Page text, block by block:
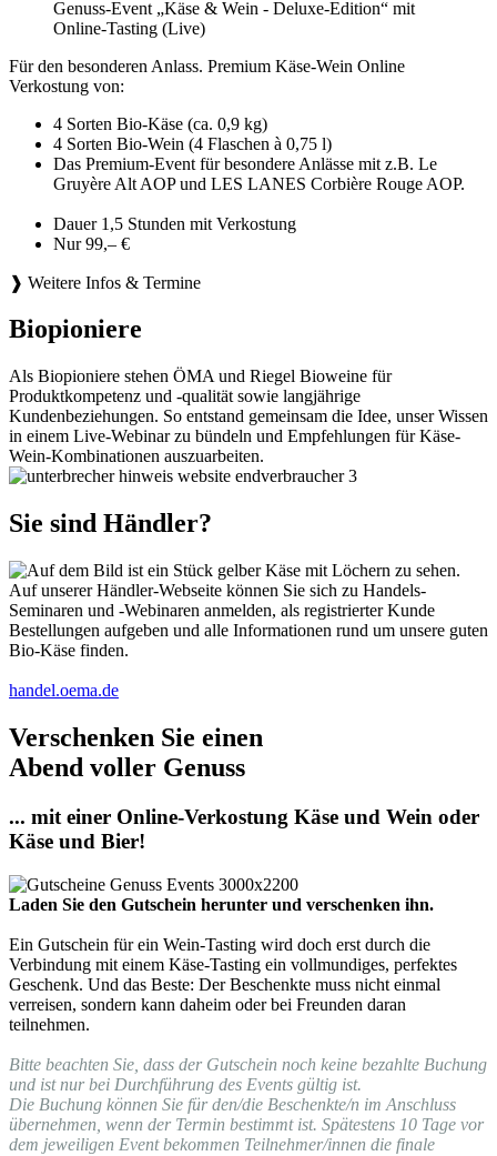
Genuss-Event „Käse & Wein - Deluxe-Edition“ mit
Online-Tasting (Live)
Für den besonderen Anlass. Premium Käse-Wein Online
Verkostung von:
4 Sorten Bio-Käse (ca. 0,9 kg)
4 Sorten Bio-Wein (4 Flaschen à 0,75 l)
Das Premium-Event für besondere Anlässe mit z.B. Le
Gruyère Alt AOP und LES LANES Corbière Rouge AOP.
Dauer 1,5 Stunden mit Verkostung
Nur 99,– €
❱ Weitere Infos & Termine
Biopioniere
Als Biopioniere stehen ÖMA und Riegel Bioweine für
Produktkompetenz und -qualität sowie langjährige
Kundenbeziehungen. So entstand gemeinsam die Idee, unser Wissen
in einem Live-Webinar zu bündeln und Empfehlungen für Käse-
Wein-Kombinationen auszuarbeiten.
Sie sind Händler?
Auf unserer Händler-Webseite können Sie sich zu Handels-
Seminaren und -Webinaren anmelden, als registrierter Kunde
Bestellungen aufgeben und alle Informationen rund um unsere guten
Bio-Käse finden.
handel.oema.de
Verschenken Sie einen
Abend voller Genuss
... mit einer Online-Verkostung Käse und Wein oder
Käse und Bier!
Laden Sie den Gutschein herunter und verschenken ihn.
Ein Gutschein für ein Wein-Tasting wird doch erst durch die
Verbindung mit einem Käse-Tasting ein vollmundiges, perfektes
Geschenk. Und das Beste: Der Beschenkte muss nicht einmal
verreisen, sondern kann daheim oder bei Freunden daran
teilnehmen.
Bitte beachten Sie, dass der Gutschein noch keine bezahlte Buchung
und ist nur bei Durchführung des Events gültig ist.
Die Buchung können Sie für den/die Beschenkte/n im Anschluss
übernehmen, wenn der Termin bestimmt ist. Spätestens 10 Tage vor
dem jeweiligen Event bekommen Teilnehmer/innen die finale